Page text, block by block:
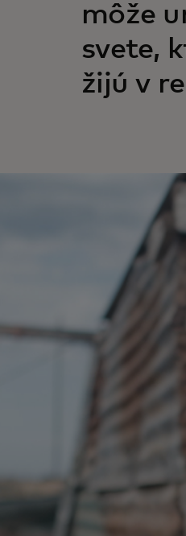
môže
svete,
žijú v